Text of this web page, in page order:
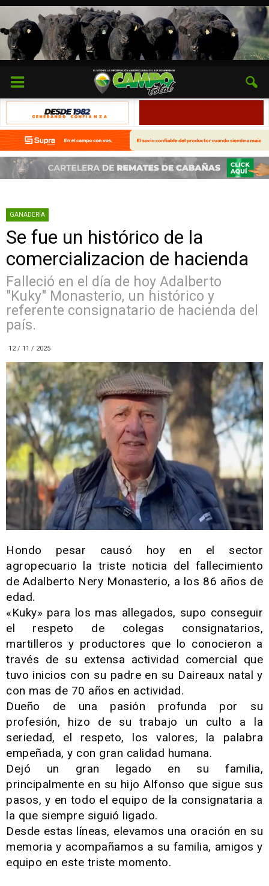
GANADERÍA
Se fue un histórico de la
comercializacion de hacienda
Falleció en el día de hoy Adalberto
"Kuky" Monasterio, un histórico y
referente consignatario de hacienda del
país.
12 / 11 / 2025
Hondo pesar causó hoy en el sector
agropecuario la triste noticia del fallecimiento
de Adalberto Nery Monasterio, a los 86 años de
edad.
«Kuky» para los mas allegados, supo conseguir
el respeto de colegas consignatarios,
martilleros y productores que lo conocieron a
través de su extensa actividad comercial que
tuvo inicios con su padre en su Daireaux natal y
con mas de 70 años en actividad.
Dueño de una pasión profunda por su
profesión, hizo de su trabajo un culto a la
seriedad, el respeto, los valores, la palabra
empeñada, y con gran calidad humana.
Dejó un gran legado en su familia,
principalmente en su hijo Alfonso que sigue sus
pasos, y en todo el equipo de la consignataria a
la que siempre siguió ligado.
Desde estas líneas, elevamos una oración en su
memoria y acompañamos a su familia, amigos y
equipo en este triste momento.